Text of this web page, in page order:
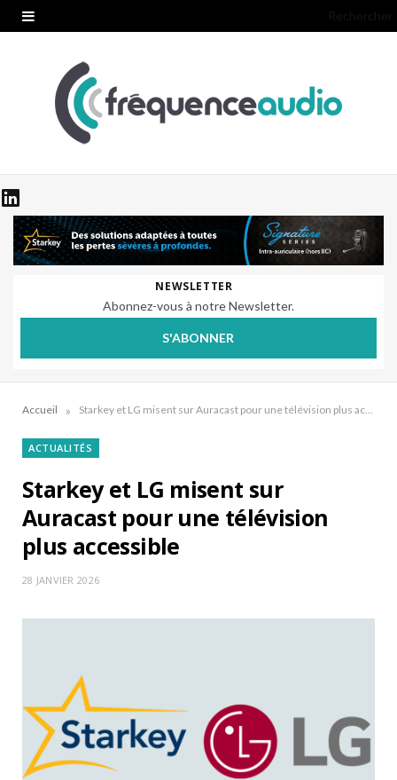
NEWSLETTER
Abonnez-vous à notre Newsletter.
S'ABONNER
Accueil » Starkey et LG misent sur Auracast pour une télévision plus accessible
ACTUALITÉS
Starkey et LG misent sur
Auracast pour une télévision
plus accessible
28 JANVIER 2026